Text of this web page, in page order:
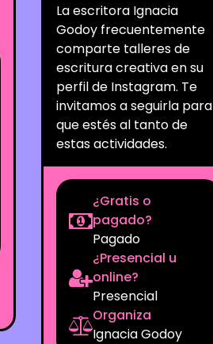
La escritora Ignacia
Godoy frecuentemente
comparte talleres de
escritura creativa en su
perfil de Instagram. Te
invitamos a seguirla para
que estés al tanto de
estas actividades.
¿Gratis o
pagado?
Pagado
¿Presencial u
online?
Presencial
Organiza
Ignacia Godoy